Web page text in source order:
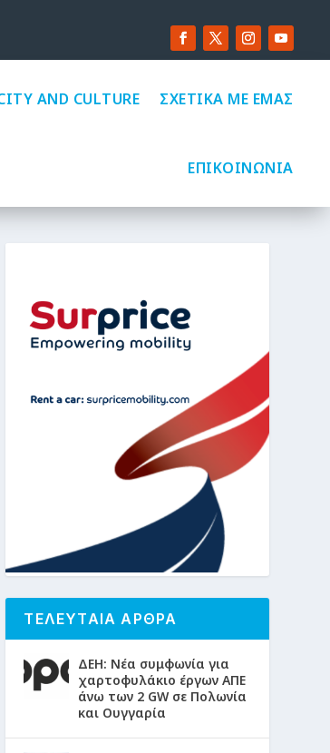
AND CULTURE ΣΧΕΤΙΚΑ ΜΕ ΕΜΑΣ
ΕΠΙΚΟΙΝΩΝΙΑ
ΤΕΛΕΥΤΑΙΑ ΑΡΘΡΑ
ΔΕΗ: Νέα συμφωνία για
χαρτοφυλάκιο έργων ΑΠΕ
άνω των 2 GW σε Πολωνία
και Ουγγαρία